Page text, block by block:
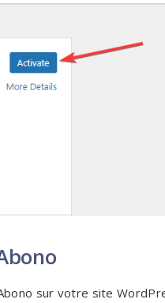
sur votre site